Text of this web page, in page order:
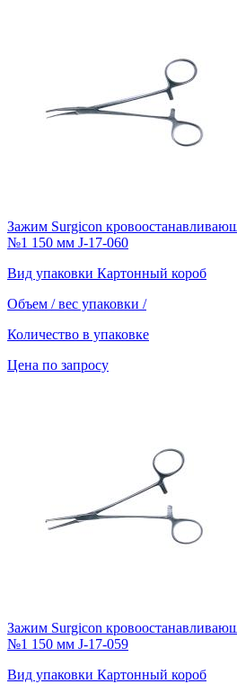
Зажим Surgicon
№1 150 мм J-17-060
Вид упаковки Картонный короб
Объем / вес упаковки /
Количество в упаковке
Цена по запросу
Зажим Surgicon
№1 150 мм J-17-059
Вид упаковки Картонный короб